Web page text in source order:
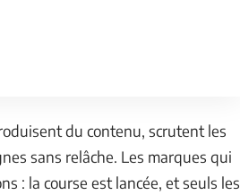
du contenu, scrutent les
sans relâche. Les marques qui
: la course est lancée, et seuls les